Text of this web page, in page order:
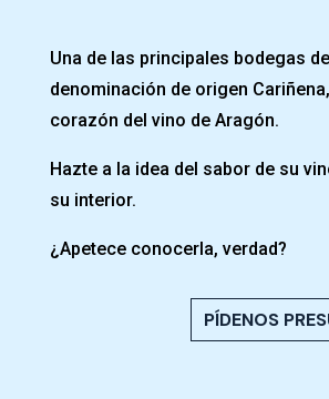
Una de las principales bodegas
denominación de origen
corazón del vino de Aragón.
Hazte a la idea del sabor de su
su interior.
¿Apetece conocerla, verdad?
PÍDENOS